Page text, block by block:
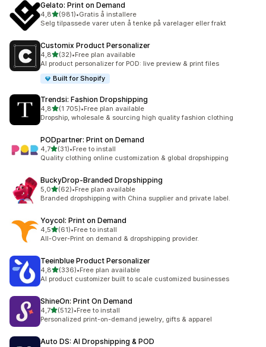
Gelato: Print on Demand
4,8av 5 stjerner
(981)
Totalt 981 omtaler
•Gratis å installere
Selg tilpassede varer uten å tenke på varelager eller frakt
Customix Product Personalizer
4,8av 5 stjerner
(32)
Totalt 32 omtaler
•Free plan available
AI product personalizer for POD: live preview & print files
Built for Shopify
Trendsi: Fashion Dropshipping
4,8av 5 stjerner
(1 705)
Totalt 1705 omtaler
•Free plan available
Dropship, wholesale & sourcing high quality fashion clothing
PODpartner: Print on Demand
4,7av 5 stjerner
(31)
Totalt 31 omtaler
•Free to install
Quality clothing online customization & global dropshipping
BuckyDrop‑Branded Dropshipping
5,0av 5 stjerner
(62)
Totalt 62 omtaler
•Free plan available
Branded dropshipping with China supplier and private label.
Yoycol: Print on Demand
4,5av 5 stjerner
(61)
Totalt 61 omtaler
•Free to install
All-Over-Print on demand & dropshipping provider.
Teeinblue Product Personalizer
4,8av 5 stjerner
(336)
Totalt 336 omtaler
•Free plan available
AI product customizer built to scale customized businesses
ShineOn: Print On Demand
4,7av 5 stjerner
(512)
Totalt 512 omtaler
•Free to install
Personalized print-on-demand jewelry, gifts & apparel
Auto DS: AI Dropshipping & POD